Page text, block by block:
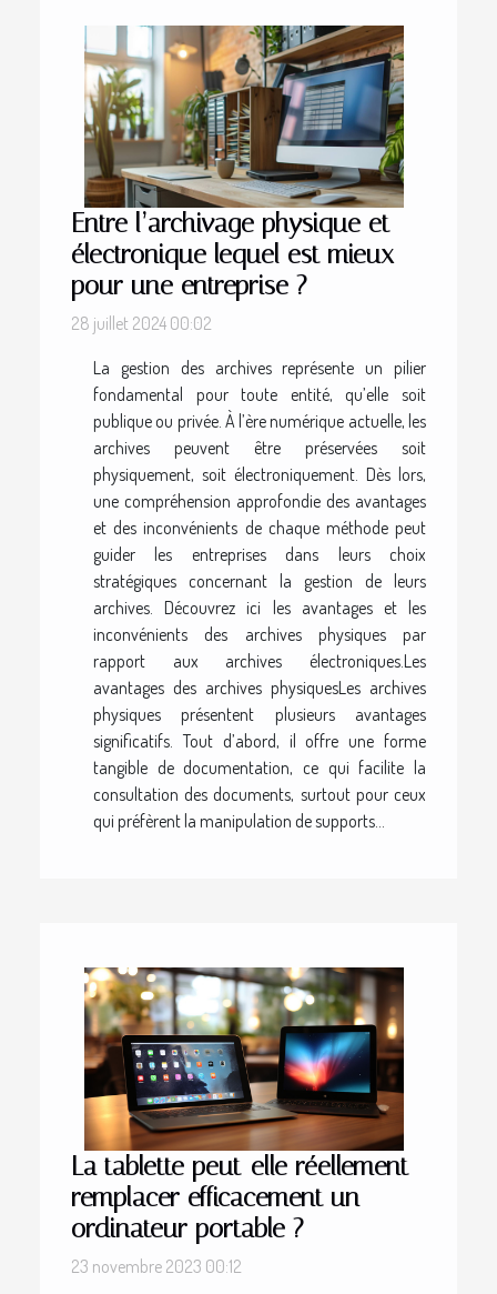
Entre l’archivage physique et
électronique lequel est mieux
pour une entreprise ?
28 juillet 2024 00:02
La gestion des archives représente un pilier
fondamental pour toute entité, qu’elle soit
publique ou privée. À l’ère numérique actuelle, les
archives peuvent être préservées soit
physiquement, soit électroniquement. Dès lors,
une compréhension approfondie des avantages
et des inconvénients de chaque méthode peut
guider les entreprises dans leurs choix
stratégiques concernant la gestion de leurs
archives. Découvrez ici les avantages et les
inconvénients des archives physiques par
rapport aux archives électroniques.Les
avantages des archives physiquesLes archives
physiques présentent plusieurs avantages
significatifs. Tout d’abord, il offre une forme
tangible de documentation, ce qui facilite la
consultation des documents, surtout pour ceux
qui préfèrent la manipulation de supports...
La tablette peut-elle réellement
remplacer efficacement un
ordinateur portable ?
23 novembre 2023 00:12